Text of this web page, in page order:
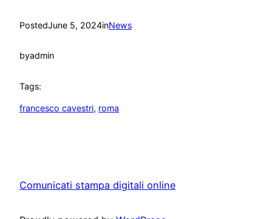
PostedJune 5, 2024inNews
byadmin
Tags:
francesco cavestri, roma
Comunicati stampa digitali online